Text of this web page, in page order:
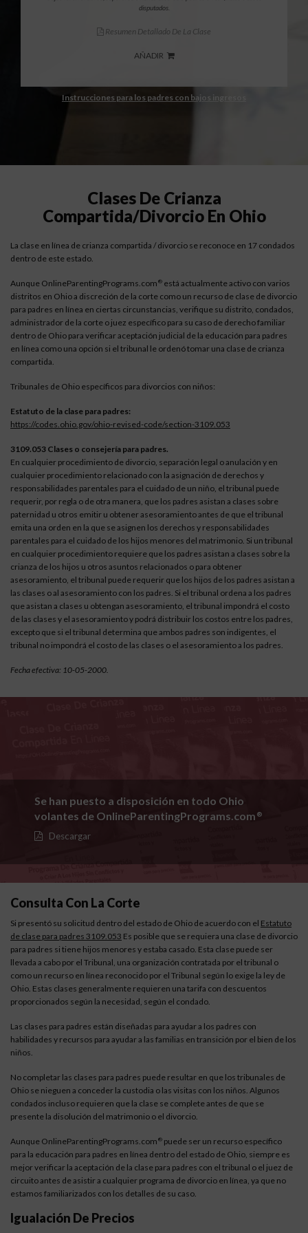
disputados.
Resumen Detallado De La Clase
AÑADIR
Instrucciones para los padres con bajos ingresos
Clases De Crianza
Compartida/divorcio En Ohio
La clase en línea de crianza compartida / divorcio se reconoce en 17 condados
dentro de este estado.
Aunque OnlineParentingPrograms.com ® está actualmente activo con varios
distritos en Ohio a discreción de la corte como un recurso de clase de divorcio
para padres en línea en ciertas circunstancias, verifique su distrito, condados,
administrador de la corte o juez específico para su caso de derecho familiar
dentro de Ohio para verificar aceptación judicial de la educación para padres
en línea como una opción si el tribunal le ordenó tomar una clase de crianza
compartida.
Tribunales de Ohio específicos para divorcios con niños:
Estatuto de la clase para padres:
https://codes.ohio.gov/ohio-revised-code/section-3109.053
3109.053 Clases o consejería para padres.
En cualquier procedimiento de divorcio, separación legal o anulación y en
cualquier procedimiento relacionado con la asignación de derechos y
responsabilidades parentales para el cuidado de un niño, el tribunal puede
requerir, por regla o de otra manera, que los padres asistan a clases sobre
paternidad u otros emitir u obtener asesoramiento antes de que el tribunal
emita una orden en la que se asignen los derechos y responsabilidades
parentales para el cuidado de los hijos menores del matrimonio. Si un tribunal
en cualquier procedimiento requiere que los padres asistan a clases sobre la
crianza de los hijos u otros asuntos relacionados o para obtener
asesoramiento, el tribunal puede requerir que los hijos de los padres asistan a
las clases o al asesoramiento con los padres. Si el tribunal ordena a los padres
que asistan a clases u obtengan asesoramiento, el tribunal impondrá el costo
de las clases y el asesoramiento y podrá distribuir los costos entre los padres,
excepto que si el tribunal determina que ambos padres son indigentes, el
tribunal no impondrá el costo de las clases o el asesoramiento a los padres.
Fecha efectiva: 10-05-2000.
Se han puesto a disposición en todo Ohio
volantes de OnlineParentingPrograms.com ®
Descargar
Consulta Con La Corte
Si presentó su solicitud dentro del estado de Ohio de acuerdo con el Estatuto
de clase para padres 3109.053 Es posible que se requiera una clase de divorcio
para padres si tiene hijos menores y estaba casado. Esta clase puede ser
llevada a cabo por el Tribunal, una organización contratada por el tribunal o
como un recurso en línea reconocido por el Tribunal según lo exige la ley de
Ohio. Estas clases generalmente requieren una tarifa con descuentos
proporcionados según la necesidad, según el condado.
Las clases para padres están diseñadas para ayudar a los padres con
habilidades y recursos para ayudar a las familias en transición por el bien de los
niños.
No completar las clases para padres puede resultar en que los tribunales de
Ohio se nieguen a conceder la custodia o las visitas con los niños. Algunos
condados incluso requieren que la clase se complete antes de que se
presente la disolución del matrimonio o el divorcio.
Aunque OnlineParentingPrograms.com ® puede ser un recurso específico
para la educación para padres en línea dentro del estado de Ohio, siempre es
mejor verificar la aceptación de la clase para padres con el tribunal o el juez de
circuito antes de asistir a cualquier programa de divorcio en línea, ya que no
estamos familiarizados con los detalles de su caso.
Igualación De Precios